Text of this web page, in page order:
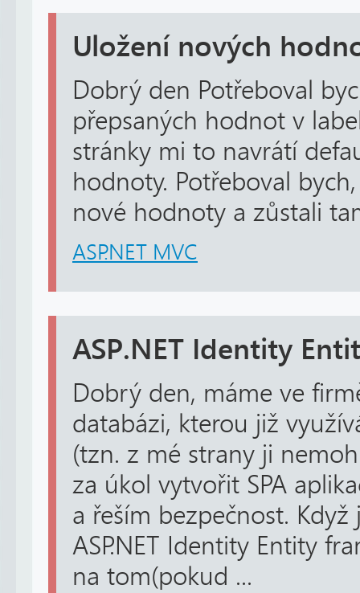
Uložení nových
Dobrý den Potřeboval
přepsaných hodnot v
stránky mi to navrátí
hodnoty. Potřeboval
nové hodnoty a zůstali
ASP.NET MVC
ASP.NET Identity
Dobrý den, máme ve
databázi, kterou již
(tzn. z mé strany ji
za úkol vytvořit SPA
a řeším bezpečnost.
ASP.NET Identity Entity
na tom(pokud ...